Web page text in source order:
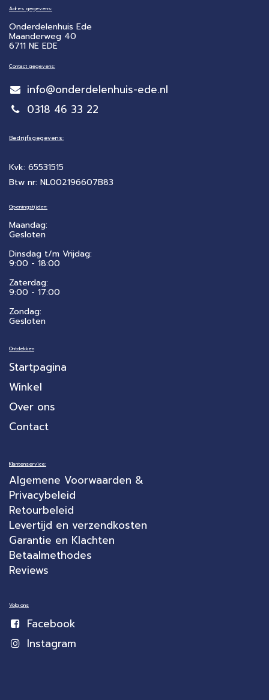
Adres gegevens:
Onderdelenhuis Ede
Maanderweg 40
6711 NE EDE
Contact gegevens:
info@onderdelenhuis-ede.nl
0318 46 33 22
Bedrijfsgegevens:
Kvk: 65531515
Btw nr: NL002196607B83
Openingstijden:
Maandag:
Gesloten
Dinsdag t/m Vrijdag:
9:00 - 18:00
Zaterdag:
​9:00 - 17:00
Zondag:
Gesloten
Ontdekken
Startpagina
Winkel
Over ons
Contact
Klantenservice:
Algemene Voorwaarden &
Privacybeleid
Retourbeleid
Levertijd en verzendkosten
Garantie en Klachten
Betaalmethodes
Reviews
Volg ons
Facebook
Instagram